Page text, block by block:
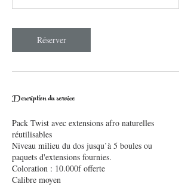
Réserver
Description du service
Pack Twist avec extensions afro naturelles
réutilisables
Niveau milieu du dos jusqu’à 5 boules ou
paquets d'extensions fournies.
Coloration : 10.000f offerte
Calibre moyen